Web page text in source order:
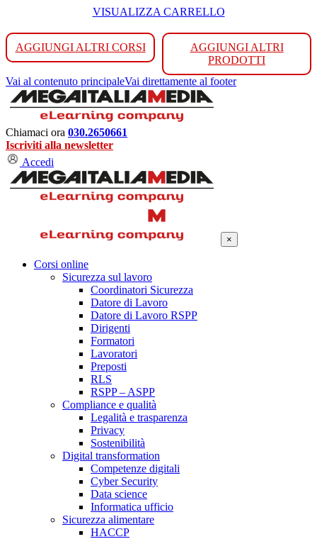
VISUALIZZA CARRELLO
AGGIUNGI ALTRI CORSI
AGGIUNGI ALTRI
PRODOTTI
Vai al contenuto principaleVai direttamente al footer
Chiamaci ora 030.2650661
Iscriviti alla newsletter
Accedi
×
Corsi online
Sicurezza sul lavoro
Coordinatori Sicurezza
Datore di Lavoro
Datore di Lavoro RSPP
Dirigenti
Formatori
Lavoratori
Preposti
RLS
RSPP – ASPP
Compliance e qualità
Legalità e trasparenza
Privacy
Sostenibilità
Digital transformation
Competenze digitali
Cyber Security
Data science
Informatica ufficio
Sicurezza alimentare
HACCP